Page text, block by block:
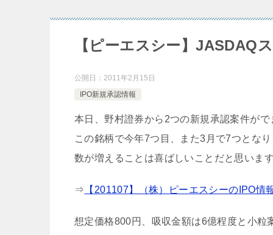
【ピーエスシー】JASDAQ
公開日： 2011年2月15日
IPO新規承認情報
本日、野村證券から2つの新規承認案件がで
この銘柄で今年7つ目、また3月で7つとなり
数が増えることは喜ばしいことだと思いま
⇒ 【201107】（株）ピーエスシーのIPO情
想定価格800円、吸収金額は6億程度と小粒